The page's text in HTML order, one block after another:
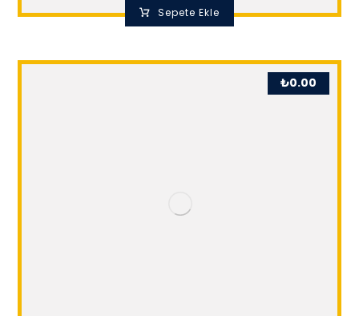
Sepete Ekle
₺0.00